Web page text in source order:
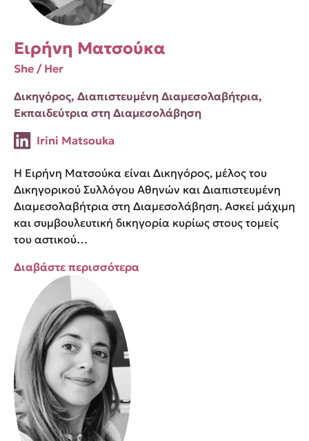
Ειρήνη Ματσούκα
She / Her
Δικηγόρος, Διαπιστευμένη Διαμεσολαβήτρια,
Εκπαιδεύτρια στη Διαμεσολάβηση
Irini Matsouka
H Ειρήνη Ματσούκα είναι Δικηγόρος, μέλος του
Δικηγορικού Συλλόγου Αθηνών και Διαπιστευμένη
Διαμεσολαβήτρια στη Διαμεσολάβηση. Ασκεί μάχιμη
και συμβουλευτική δικηγορία κυρίως στους τομείς
του αστικού…
Διαβάστε περισσότερα